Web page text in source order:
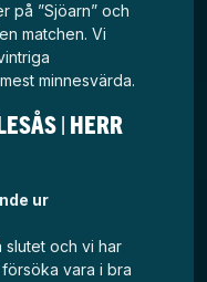
på ”Sjöarn” och
matchen. Vi
minnesvärda.
| HERR
ur
slutet och vi har
vara i bra